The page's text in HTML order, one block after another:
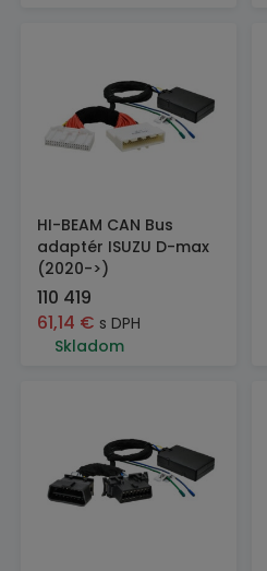
HI-BEAM CAN Bus
adaptér ISUZU D-max
(2020->)
110 419
61,14 € s DPH
Skladom